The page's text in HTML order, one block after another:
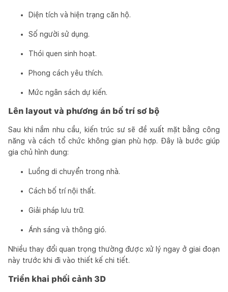
Diện tích và hiện trạng căn hộ.
Số người sử dụng.
Thói quen sinh hoạt.
Phong cách yêu thích.
Mức ngân sách dự kiến.
Lên layout và phương án bố trí sơ bộ
Sau khi nắm nhu cầu, kiến trúc sư sẽ đề xuất mặt bằng công
năng và cách tổ chức không gian phù hợp. Đây là bước giúp
gia chủ hình dung:
Luồng di chuyển trong nhà.
Cách bố trí nội thất.
Giải pháp lưu trữ.
Ánh sáng và thông gió.
Nhiều thay đổi quan trọng thường được xử lý ngay ở giai đoạn
này trước khi đi vào thiết kế chi tiết.
Triển khai phối cảnh 3D